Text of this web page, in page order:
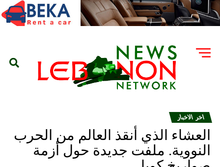
اخر الاخبار
العشاء الذي أنقذ العالم من الحرب
النووية. ملفت جديدة حول أزمة